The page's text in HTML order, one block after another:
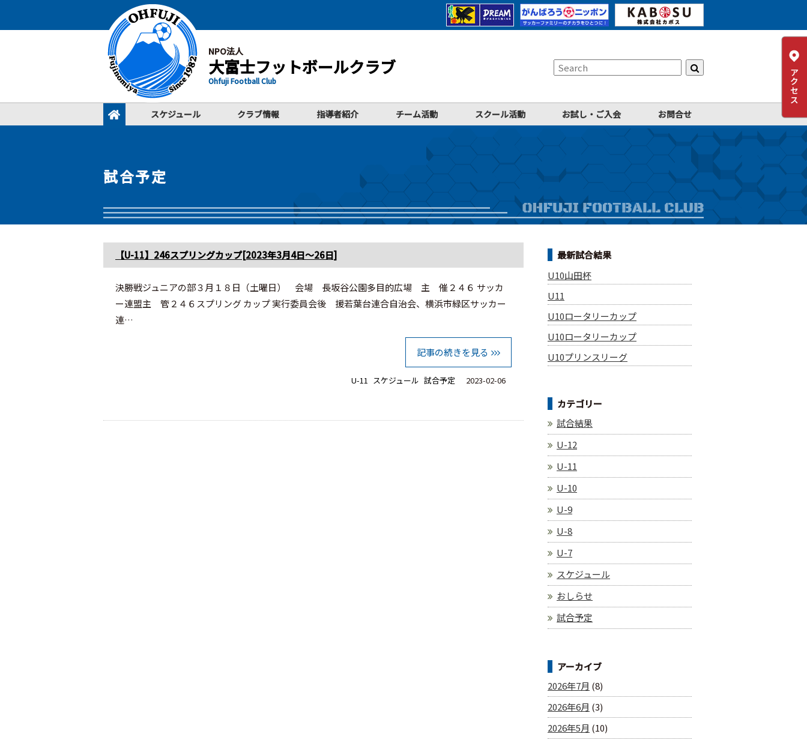
NPO法人
大富士フットボールクラブ
Ohfuji Football Club
スケジュール クラブ情報 指導者紹介 チーム活動 スクール活動 お試し・ご入会 お問合せ
試合予定
【U-11】246スプリングカップ[2023年3月4日～26日]
決勝戦ジュニアの部３月１８日（土曜日） 会場 長坂谷公園多目的広場 主 催２４６ サッカ
ー連盟主 管２４６スプリング カップ 実行委員会後 援若葉台連合自治会、横浜市緑区サッカー
連…
記事の続きを見る
U-11 スケジュール 試合予定 2023-02-06
最新試合結果
U10山田杯
U11
U10ロータリーカップ
U10ロータリーカップ
U10プリンスリーグ
カテゴリー
試合結果
U-12
U-11
U-10
U-9
U-8
U-7
スケジュール
おしらせ
試合予定
アーカイブ
2026年7月 (8)
2026年6月 (3)
2026年5月 (10)